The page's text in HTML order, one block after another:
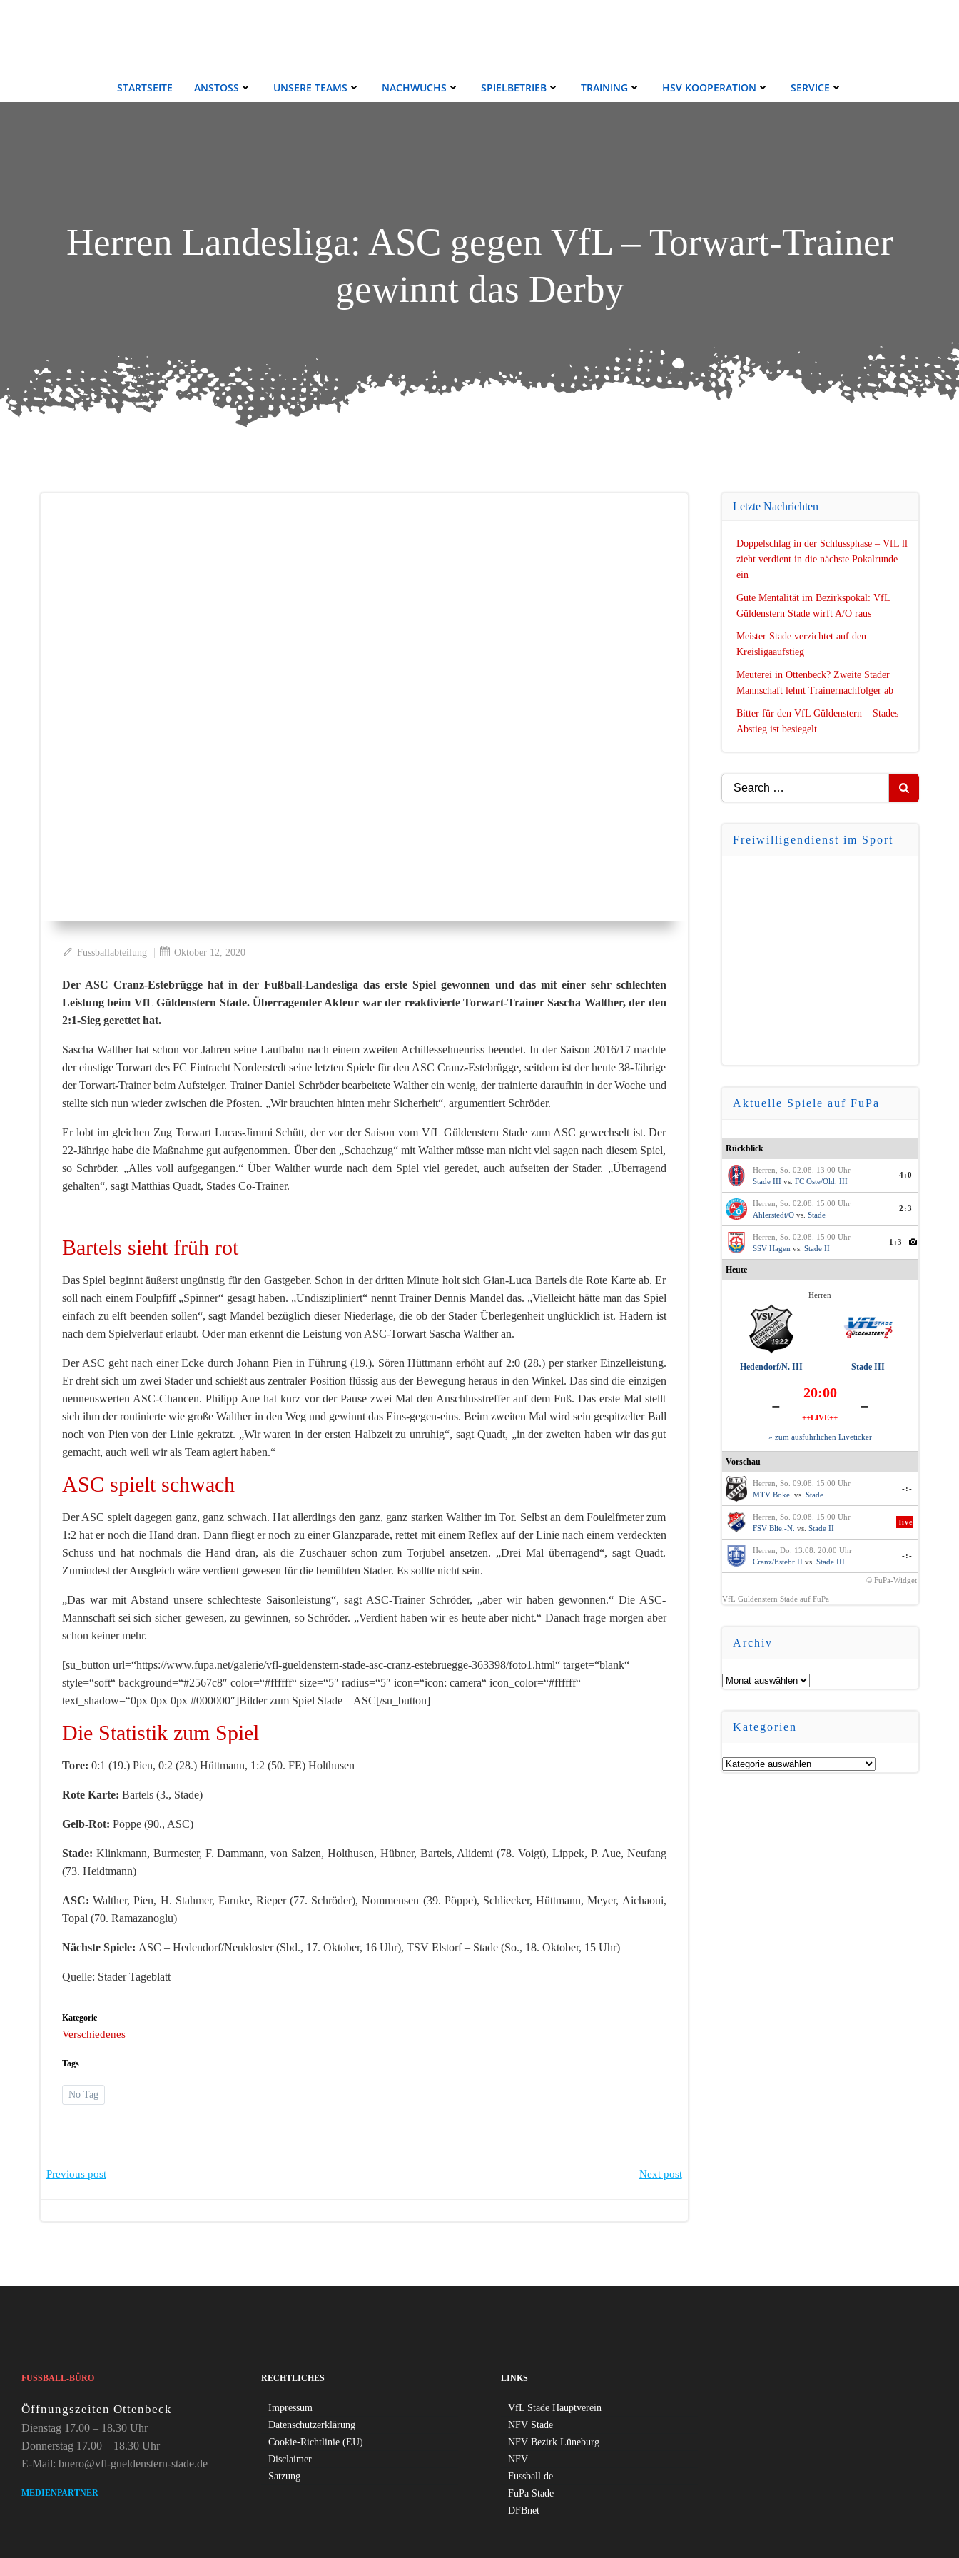
STARTSEITE ANSTOSS UNSERE TEAMS NACHWUCHS SPIELBETRIEB TRAINING HSV KOOPERATION SERVICE
Herren Landesliga: ASC gegen VfL – Torwart-Trainer
gewinnt das Derby
Fussballabteilung | Oktober 12, 2020
Der ASC Cranz-Estebrügge hat in der Fußball-Landesliga das erste Spiel gewonnen und das mit einer sehr schlechten
Leistung beim VfL Güldenstern Stade. Überragender Akteur war der reaktivierte Torwart-Trainer Sascha Walther, der den
2:1-Sieg gerettet hat.
Sascha Walther hat schon vor Jahren seine Laufbahn nach einem zweiten Achillessehnenriss beendet. In der Saison 2016/17 machte
der einstige Torwart des FC Eintracht Norderstedt seine letzten Spiele für den ASC Cranz-Estebrügge, seitdem ist der heute 38-Jährige
der Torwart-Trainer beim Aufsteiger. Trainer Daniel Schröder bearbeitete Walther ein wenig, der trainierte daraufhin in der Woche und
stellte sich nun wieder zwischen die Pfosten. „Wir brauchten hinten mehr Sicherheit“, argumentiert Schröder.
Er lobt im gleichen Zug Torwart Lucas-Jimmi Schütt, der vor der Saison vom VfL Güldenstern Stade zum ASC gewechselt ist. Der
22-Jährige habe die Maßnahme gut aufgenommen. Über den „Schachzug“ mit Walther müsse man nicht viel sagen nach diesem Spiel,
so Schröder. „Alles voll aufgegangen.“ Über Walther wurde nach dem Spiel viel geredet, auch aufseiten der Stader. „Überragend
gehalten“, sagt Matthias Quadt, Stades Co-Trainer.
Bartels sieht früh rot
Das Spiel beginnt äußerst ungünstig für den Gastgeber. Schon in der dritten Minute holt sich Gian-Luca Bartels die Rote Karte ab. Er
soll nach einem Foulpfiff „Spinner“ gesagt haben. „Undiszipliniert“ nennt Trainer Dennis Mandel das. „Vielleicht hätte man das Spiel
einfach zu elft beenden sollen“, sagt Mandel bezüglich dieser Niederlage, die ob der Stader Überlegenheit unglücklich ist. Hadern ist
nach dem Spielverlauf erlaubt. Oder man erkennt die Leistung von ASC-Torwart Sascha Walther an.
Der ASC geht nach einer Ecke durch Johann Pien in Führung (19.). Sören Hüttmann erhöht auf 2:0 (28.) per starker Einzelleistung.
Er dreht sich um zwei Stader und schießt aus zentraler Position flüssig aus der Bewegung heraus in den Winkel. Das sind die einzigen
nennenswerten ASC-Chancen. Philipp Aue hat kurz vor der Pause zwei Mal den Anschlusstreffer auf dem Fuß. Das erste Mal stellt
sich ihm der routinierte wie große Walther in den Weg und gewinnt das Eins-gegen-eins. Beim zweiten Mal wird sein gespitzelter Ball
noch von Pien von der Linie gekratzt. „Wir waren in der ersten Halbzeit zu unruhig“, sagt Quadt, „in der zweiten haben wir das gut
gemacht, auch weil wir als Team agiert haben.“
ASC spielt schwach
Der ASC spielt dagegen ganz, ganz schwach. Hat allerdings den ganz, ganz starken Walther im Tor. Selbst an dem Foulelfmeter zum
1:2 hat er noch die Hand dran. Dann fliegt er noch zu einer Glanzparade, rettet mit einem Reflex auf der Linie nach einem verdeckten
Schuss und hat nochmals die Hand dran, als die Zuschauer schon zum Torjubel ansetzen. „Drei Mal überragend“, sagt Quadt.
Zumindest der Ausgleich wäre verdient gewesen für die bemühten Stader. Es sollte nicht sein.
„Das war mit Abstand unsere schlechteste Saisonleistung“, sagt ASC-Trainer Schröder, „aber wir haben gewonnen.“ Die ASC-
Mannschaft sei sich sicher gewesen, zu gewinnen, so Schröder. „Verdient haben wir es heute aber nicht.“ Danach frage morgen aber
schon keiner mehr.
[su_button url=“https://www.fupa.net/galerie/vfl-gueldenstern-stade-asc-cranz-estebruegge-363398/foto1.html“ target=“blank“
style=“soft“ background=“#2567c8″ color=“#ffffff“ size=“5″ radius=“5″ icon=“icon: camera“ icon_color=“#ffffff“
text_shadow=“0px 0px 0px #000000″]Bilder zum Spiel Stade – ASC[/su_button]
Die Statistik zum Spiel
Tore: 0:1 (19.) Pien, 0:2 (28.) Hüttmann, 1:2 (50. FE) Holthusen
Rote Karte: Bartels (3., Stade)
Gelb-Rot: Pöppe (90., ASC)
Stade: Klinkmann, Burmester, F. Dammann, von Salzen, Holthusen, Hübner, Bartels, Alidemi (78. Voigt), Lippek, P. Aue, Neufang
(73. Heidtmann)
ASC: Walther, Pien, H. Stahmer, Faruke, Rieper (77. Schröder), Nommensen (39. Pöppe), Schliecker, Hüttmann, Meyer, Aichaoui,
Topal (70. Ramazanoglu)
Nächste Spiele: ASC – Hedendorf/Neukloster (Sbd., 17. Oktober, 16 Uhr), TSV Elstorf – Stade (So., 18. Oktober, 15 Uhr)
Quelle: Stader Tageblatt
Kategorie
Verschiedenes
Tags
No Tag
Post
Previous post Next post
Letzte Nachrichten
Doppelschlag in der Schlussphase – VfL ll
zieht verdient in die nächste Pokalrunde
ein
Gute Mentalität im Bezirkspokal: VfL
Güldenstern Stade wirft A/O raus
Meister Stade verzichtet auf den
Kreisligaaufstieg
Meuterei in Ottenbeck? Zweite Stader
Mannschaft lehnt Trainernachfolger ab
Bitter für den VfL Güldenstern – Stades
Abstieg ist besiegelt
Search
for:
Freiwilligendienst im Sport
Aktuelle Spiele auf FuPa
Rückblick
Herren, So. 02.08. 13:00 Uhr
Stade III vs. FC Oste/Old. III
4:0
Herren, So. 02.08. 15:00 Uhr
Ahlerstedt/Ovs. Stade
2:3
Herren, So. 02.08. 15:00 Uhr
SSV Hagen vs. Stade II
1:3
Heute
Herren
Hedendorf/N. III Stade III
- 20:00
++LIVE++ -
» zum ausführlichen Liveticker
Vorschau
Herren, So. 09.08. 15:00 Uhr
MTV Bokel vs. Stade
-:-
Herren, So. 09.08. 15:00 Uhr
FSV Blie.-N. vs. Stade II
live
Herren, Do. 13.08. 20:00 Uhr
Cranz/Estebr II vs. Stade III
-:-
© FuPa-Widget
VfL Güldenstern Stade auf FuPa
Archiv
Archiv
Kategorien
Kategorien
FUSSBALL-BÜRO
Öffnungszeiten Ottenbeck
Dienstag 17.00 – 18.30 Uhr
Donnerstag 17.00 – 18.30 Uhr
E-Mail: buero@vfl-gueldenstern-stade.de
MEDIENPARTNER
RECHTLICHES
Impressum
Datenschutzerklärung
Cookie-Richtlinie (EU)
Disclaimer
Satzung
LINKS
VfL Stade Hauptverein
NFV Stade
NFV Bezirk Lüneburg
NFV
Fussball.de
FuPa Stade
DFBnet